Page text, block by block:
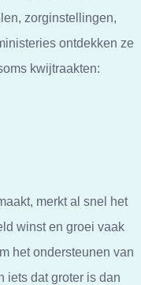
zorginstellingen,
ontdekken ze
kwijtraakten:
merkt al snel het
winst en groei vaak
het ondersteunen van
iets dat groter is dan